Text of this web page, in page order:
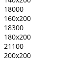
18000
160x200
18300
180x200
21100
200x200